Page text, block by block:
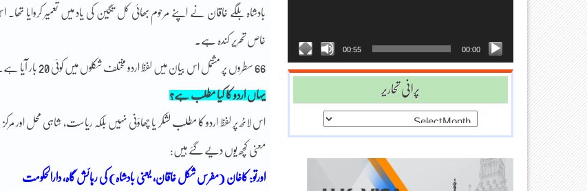
بادشاہ بلگے خاقان نے اپنے مرحوم بھائی کل تگین کی یاد میں تعمیر
خاص تحریر کندہ ہے۔
66 سطروں پر مشتمل اس بیان میں لفظ اردو مختلف شکلوں میں کوئی 20 بار آیا ہے۔ یہ لفظ اردو کے استعمال کی سب سے قدیم تحریری شہادت ہے۔
یہاں اردو کا کیا مطلب ہے؟
اس لاٹھ پر لفظ اردو کا مطلب لشکر یا چھاؤنی نہیں بلکہ ریاست، شاہی محل
معنی کچھ یوں دیے گئے ہیں:
اورتو: کاغان (مفرس شکل خاقان، یعنی بادشاہ) کی رہائش گاہ، دارالحکومت
00:00
00:55
پرانی تحاریر